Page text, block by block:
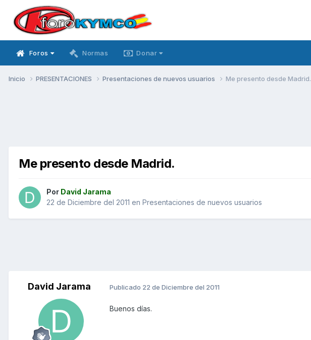
Foros Normas Donar
Inicio PRESENTACIONES Presentaciones de nuevos usuarios Me presento desde Madrid.
Me presento desde Madrid.
Por David Jarama
22 de Diciembre del 2011 en Presentaciones de nuevos usuarios
David Jarama Publicado 22 de Diciembre del 2011
Buenos días.